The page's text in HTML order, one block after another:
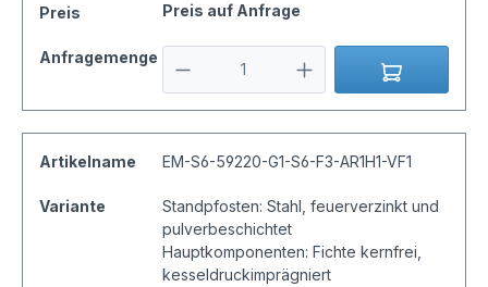
Preis Preis auf Anfrage
Anfragemenge
Artikelname EM-S6-59220-G1-S6-F3-AR1H1-VF1
Variante
Standpfosten: Stahl, feuerverzinkt und
pulverbeschichtet
Hauptkomponenten: Fichte kernfrei,
kesseldruckimprägniert